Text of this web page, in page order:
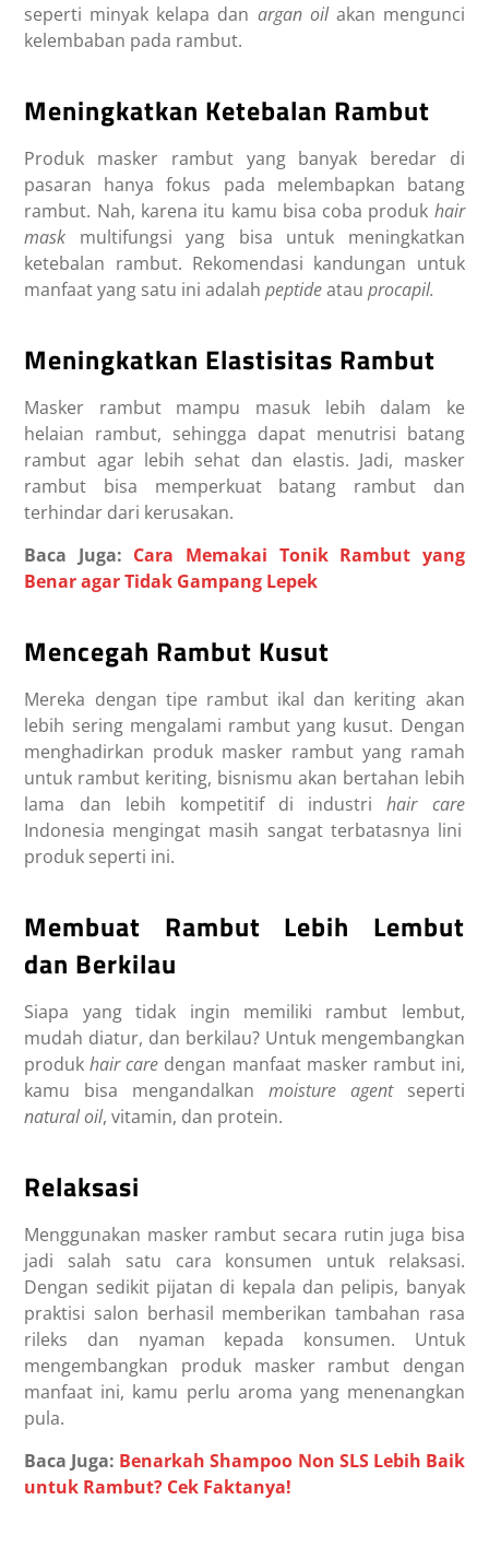
seperti minyak kelapa dan argan oilakan mengunci
kelembaban pada rambut.
Meningkatkan Ketebalan Rambut
Produk masker rambut yang banyak beredar di
pasaran hanya fokus pada melembapkan batang
rambut. Nah, karena itu kamu bisa coba produk hair
mask multifungsi yang bisa untuk meningkatkan
ketebalan rambut. Rekomendasi kandungan untuk
manfaatyang satu ini adalahpeptideatauprocapil.
Meningkatkan Elastisitas Rambut
Masker rambut mampu masuk lebih dalam ke
helaian rambut, sehingga dapat menutrisi batang
rambut agar lebih sehat dan elastis. Jadi, masker
rambut bisa memperkuat batang rambut dan
terhindar dari kerusakan.
Baca Juga: Cara Memakai Tonik Rambut yang
Benar agar Tidak Gampang Lepek
Mencegah Rambut Kusut
Mereka dengan tipe rambut ikal dan keriting akan
lebih sering mengalami rambut yang kusut. Dengan
menghadirkan produk masker rambut yang ramah
untuk rambut keriting, bisnismu akan bertahan lebih
lama dan lebih kompetitif di industrihair care
Indonesia mengingat masih sangat terbatasnya lini
produk seperti ini.
Membuat Rambut Lebih Lembut
dan Berkilau
Siapa yang tidak ingin memiliki rambut lembut,
mudah diatur, dan berkilau? Untuk mengembangkan
produkhair care dengan manfaat masker rambutini,
kamu bisa mengandalkan moisture agentseperti
natural oil,vitamin, dan protein.
Relaksasi
Menggunakan masker rambut secara rutin juga bisa
jadi salah satu cara konsumen untuk relaksasi.
Dengan sedikit pijatan di kepala dan pelipis, banyak
praktisi salon berhasil memberikan tambahan rasa
rileks dan nyaman kepada konsumen. Untuk
mengembangkan produk masker rambut dengan
manfaat ini, kamu perlu aroma yang menenangkan
pula.
Baca Juga: Benarkah Shampoo Non SLS Lebih Baik
untuk Rambut? Cek Faktanya!